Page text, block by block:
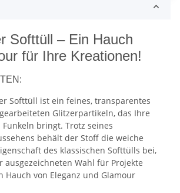
Softtüll – Ein Hauch
für Ihre Kreationen!
Softtüll ist ein feines, transparentes
Glitzerpartikeln, das Ihre
bringt. Trotz seines
behält der Stoff die weiche
des klassischen Softtülls bei,
ausgezeichneten Wahl für Projekte
Hauch von Eleganz und Glamour